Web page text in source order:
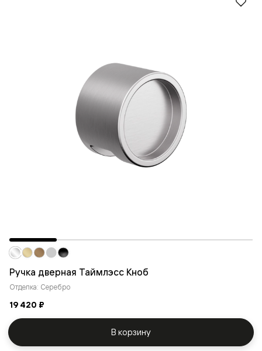
Ручка дверная Таймлэсс Кноб
Отделка: Серебро
19 420 ₽
В корзину